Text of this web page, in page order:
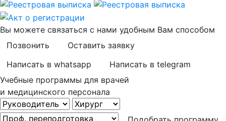
Вы можете связаться с нами удобным Вам способом
Позвонить
Оставить заявку
Написать в whatsapp
Написать в telegram
Учебные программы для врачей
и медицинского персонала